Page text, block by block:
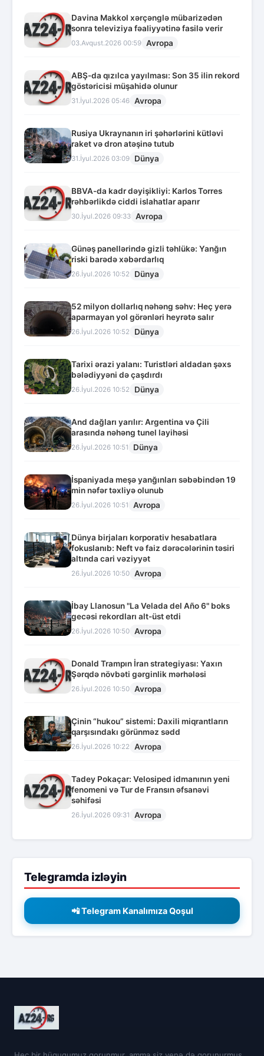
Davina Makkol xərçənglə mübarizədən
sonra televiziya fəaliyyətinə fasilə verir
03.Avqust.2026 00:59 Avropa
ABŞ-da qızılca yayılması: Son 35 ilin rekord
göstəricisi müşahidə olunur
31.İyul.2026 05:46 Avropa
Rusiya Ukraynanın iri şəhərlərini kütləvi
raket və dron atəşinə tutub
31.İyul.2026 03:09 Dünya
BBVA-da kadr dəyişikliyi: Karlos Torres
rəhbərlikdə ciddi islahatlar aparır
30.İyul.2026 09:33 Avropa
Günəş panellərində gizli təhlükə: Yanğın
riski barədə xəbərdarlıq
26.İyul.2026 10:52 Dünya
52 milyon dollarlıq nəhəng səhv: Heç yerə
aparmayan yol görənləri heyrətə salır
26.İyul.2026 10:52 Dünya
Tarixi ərazi yalanı: Turistləri aldadan şəxs
bələdiyyəni də çaşdırdı
26.İyul.2026 10:52 Dünya
And dağları yarılır: Argentina və Çili
arasında nəhəng tunel layihəsi
26.İyul.2026 10:51 Dünya
İspaniyada meşə yanğınları səbəbindən 19
min nəfər təxliyə olunub
26.İyul.2026 10:51 Avropa
Dünya birjaları korporativ hesabatlara
fokuslanıb: Neft və faiz dərəcələrinin təsiri
altında cari vəziyyət
26.İyul.2026 10:50 Avropa
İbay Llanosun "La Velada del Año 6" boks
gecəsi rekordları alt-üst etdi
26.İyul.2026 10:50 Avropa
Donald Trampın İran strategiyası: Yaxın
Şərqdə növbəti gərginlik mərhələsi
26.İyul.2026 10:50 Avropa
Çinin “hukou” sistemi: Daxili miqrantların
qarşısındakı görünməz sədd
26.İyul.2026 10:22 Avropa
Tadey Pokaçar: Velosiped idmanının yeni
fenomeni və Tur de Fransın əfsanəvi
səhifəsi
26.İyul.2026 09:31 Avropa
Telegramda izləyin
📲 Telegram Kanalımıza Qoşul